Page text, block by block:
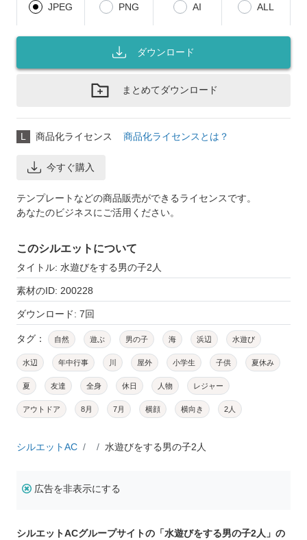
JPEG PNG AI ALL
ダウンロード
まとめてダウンロード
L 商品化ライセンス 商品化ライセンスとは？
今すぐ購入
テンプレートなどの商品販売ができるライセンスです。
あなたのビジネスにご活用ください。
このシルエットについて
タイトル: 水遊びをする男の子2人
素材のID: 200228
ダウンロード: 7回
タグ： 自然 遊ぶ 男の子 海 浜辺 水遊び
水辺 年中行事 川 屋外 小学生 子供 夏休み
夏 友達 全身 休日 人物 レジャー
アウトドア 8月 7月 横顔 横向き 2人
シルエットAC 水遊びをする男の子2人
広告を非表示にする
シルエットACグループサイトの「水遊びをする男の子2人」の